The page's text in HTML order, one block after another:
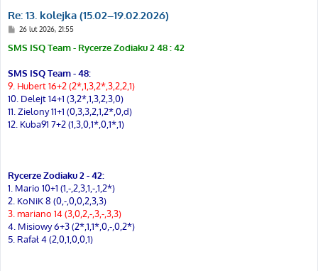
Re: 13. kolejka (15.02–19.02.2026)
P
s
t
26 lut 2026, 21:55
SMS ISQ Team - Rycerze Zodiaku 2 48 : 42
SMS ISQ Team - 48:
9. Hubert 16+2 (2*,1,3,2*,3,2,2,1)
10. Delejt 14+1 (3,2*,1,3,2,3,0)
11. Zielony 11+1 (0,3,3,2,1,2*,0,d)
12. Kuba91 7+2 (1,3,0,1*,0,1*,1)
Rycerze Zodiaku 2 - 42:
1. Mario 10+1 (1,-,2,3,1,-,1,2*)
2. KoNiK 8 (0,-,0,0,2,3,3)
3. mariano 14 (3,0,2,-,3,-,3,3)
4. Misiowy 6+3 (2*,1,1*,0,-,0,2*)
5. Rafał 4 (2,0,1,0,0,1)